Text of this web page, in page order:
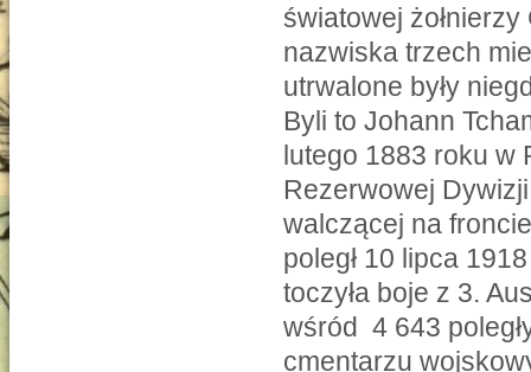
światowej
nazwiska trzech
utrwalone były
Byli to Johann
lutego 1883 roku w
Rezerwowej
walczącej na
poległ 10 lipca
toczyła boje z 3.
wśród 4 643
cmentarzu